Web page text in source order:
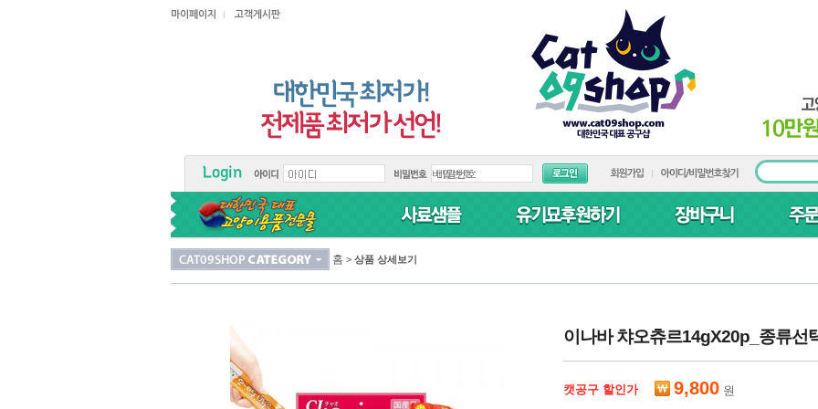
홈 > 상품 상세보기
이나바 챠오츄르14gX20p_종류선
캣공구 할인가 9,800 원